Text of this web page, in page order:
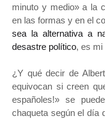
minuto y medio» a la
en las formas y en el
sea la alternativa a
desastre político, es mi
¿Y qué decir de
equivocan si creen
españoles!» se
chaqueta según el día